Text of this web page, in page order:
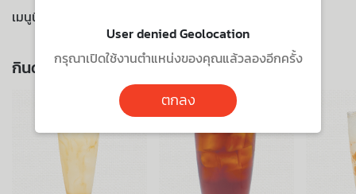
เมนูนี้ไม่มีบริการจัดส่งไปยังที่อยู่ของคุณ
กินด้วยกัน ยิ่งอร่อย
User denied Geolocation
กรุณาเปิดใช้งานตำแหน่งของคุณแล้วลองอีกครั้ง
ตกลง